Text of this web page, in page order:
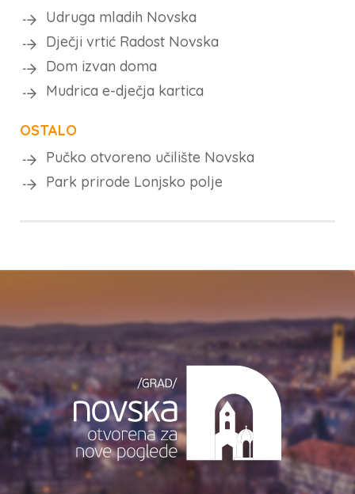
Udruga mladih Novska
Dječji vrtić Radost Novska
Dom izvan doma
Mudrica e-dječja kartica
OSTALO
Pučko otvoreno učilište Novska
Park prirode Lonjsko polje